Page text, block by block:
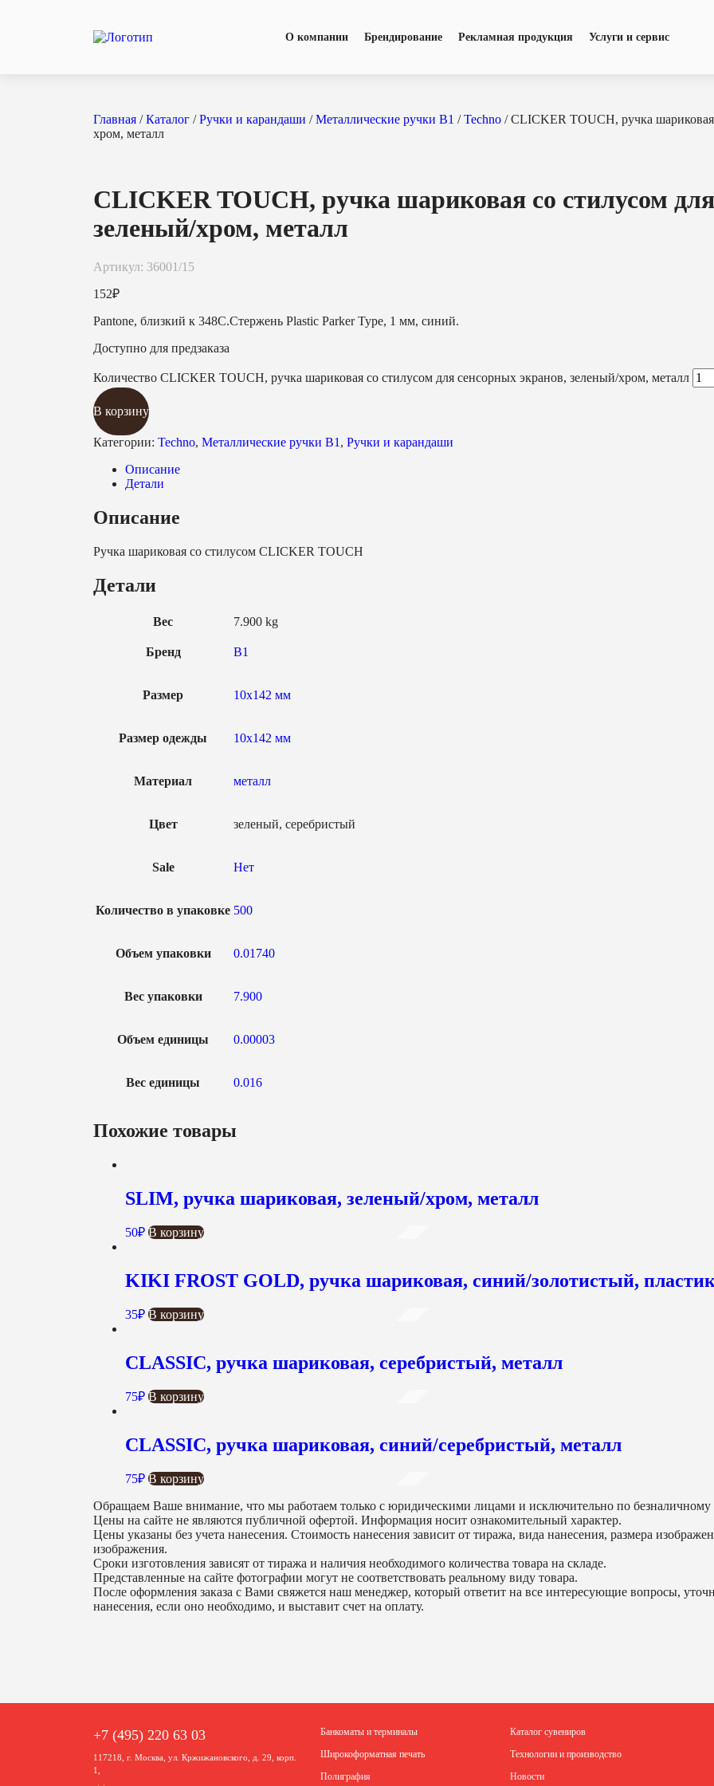
О компании Брендирование Рекламная продукция Услуги и сервис
Главная /Каталог /Ручки и карандаши /Металлические ручки B1 /Techno / CLICKER TOUCH, ручка
хром, металл
CLICKER TOUCH, ручка шариковая со стилусом
зеленый/хром, металл
Артикул: 36001/15
152₽
Pantone, близкий к 348C.Стержень Plastic Parker Type, 1 мм, синий.
Доступно для предзаказа
Количество CLICKER TOUCH, ручка шариковая со стилусом для сенсорных экранов, зеленый/хром, металл
В корзину
Категории: Techno, Металлические ручки B1 , Ручки и карандаши
Описание
Детали
Описание
Ручка шариковая со стилусом CLICKER TOUCH
Детали
Вес 7.900 kg
Бренд B1
Размер 10х142 мм
Размер одежды 10х142 мм
Материал металл
Цвет зеленый, серебристый
Sale Нет
Количество в упаковке 500
Объем упаковки 0.01740
Вес упаковки 7.900
Объем единицы 0.00003
Вес единицы 0.016
Похожие товары
SLIM, ручка шариковая, зеленый/хром, металл
50₽ В корзину
KIKI FROST GOLD, ручка шариковая, синий/золотистый,
35₽ В корзину
CLASSIC, ручка шариковая, серебристый, металл
75₽ В корзину
CLASSIC, ручка шариковая, синий/серебристый, металл
75₽ В корзину
Обращаем Ваше внимание, что мы работаем только с юридическими лицами и исключительно по безналичному
Цены на сайте не являются публичной офертой. Информация носит ознакомительный характер.
Цены указаны без учета нанесения. Стоимость нанесения зависит от тиража, вида нанесения, размера
изображения.
Сроки изготовления зависят от тиража и наличия необходимого количества товара на складе.
Представленные на сайте фотографии могут не соответствовать реальному виду товара.
После оформления заказа с Вами свяжется наш менеджер, который ответит на все интересующие вопросы,
нанесения, если оно необходимо, и выставит счет на оплату.
+7 (495) 220 63 03
117218, г. Москва, ул. Кржижановского, д. 29, корп.
1,
Банкоматы и терминалы
Широкоформатная печать
Полиграфия
Каталог сувениров
Технологии и производство
Новости